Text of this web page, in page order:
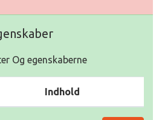
Og egenskaberne
Indhold